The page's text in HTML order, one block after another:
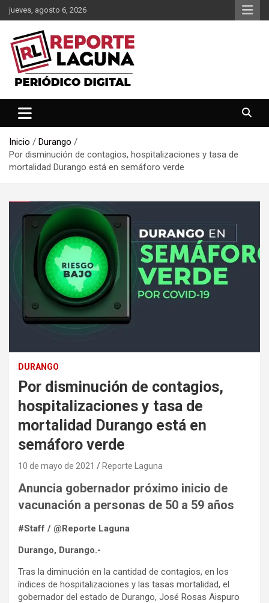
Saltar
al
contenido
jueves, agosto 6, 2026
Reporte Laguna
Inicio
Durango
Por disminución de contagios, hospitalizaciones y tasa de
mortalidad Durango está en semáforo verde
DURANGO
Por disminución de contagios,
hospitalizaciones y tasa de
mortalidad Durango está en
semáforo verde
10 de mayo de 2021 Reporte Laguna
Anuncia gobernador próximo inicio de
vacunación a personas de 50 a 59 años
#Staff / @Reporte Laguna
Durango, Durango.-
Tras la diminución en la cantidad de contagios, en los
índices de hospitalizaciones y las tasas mortalidad, el
gobernador del estado de Durango, José Rosas Aispuro